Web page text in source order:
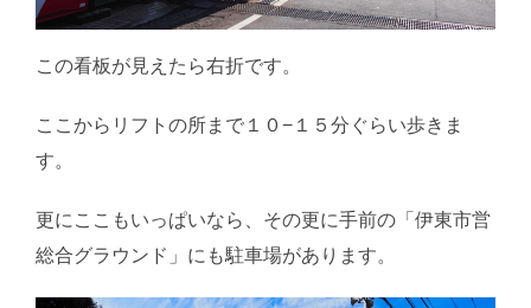
この看板が見えたら右折です。
ここからリフトの所まで１０−１５分ぐらい歩きま
す。
更にここもいっぱいなら、その更に手前の「伊東市営
総合グラウンド」にも駐車場があります。